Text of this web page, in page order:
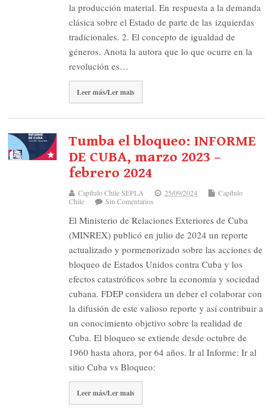
la producción material. En respuesta a la demanda
clásica sobre el Estado de parte de las izquierdas
tradicionales. 2. El concepto de igualdad de
géneros. Anota la autora que lo que ocurre en la
revolución es…
Leer más/Ler mais
Tumba el bloqueo: INFORME
DE CUBA, marzo 2023 –
febrero 2024
Capítulo Chile SEPLA 25/09/2024
Capítulo
Chile
Sin Comentarios
El Ministerio de Relaciones Exteriores de Cuba
(MINREX) publicó en julio de 2024 un reporte
actualizado y pormenorizado sobre las acciones de
bloqueo de Estados Unidos contra Cuba y los
efectos catastróficos sobre la economía y sociedad
cubana. FDEP considera un deber el colaborar con
la difusión de este valioso reporte y así contribuir a
un conocimiento objetivo sobre la realidad de
Cuba. El bloqueo se extiende desde octubre de
1960 hasta ahora, por 64 años. Ir al Informe: Ir al
sitio Cuba vs Bloqueo:
Leer más/Ler mais